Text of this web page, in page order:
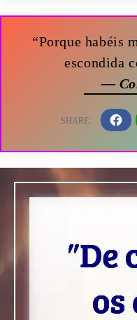
“Porque habéis
escondida
—